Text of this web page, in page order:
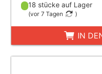
18 stücke auf Lager
(vor 7 Tagen )
IN